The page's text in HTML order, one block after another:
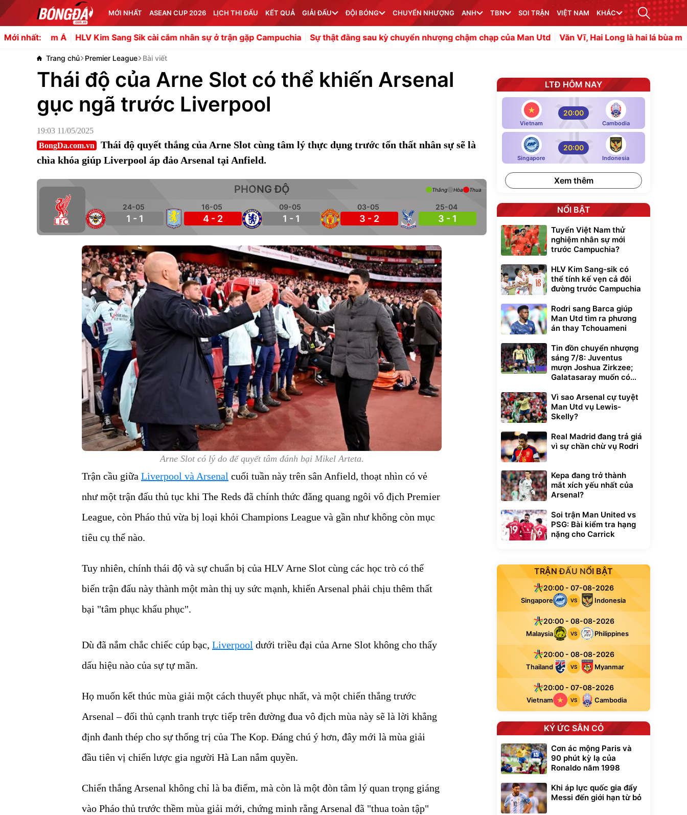
MỚI NHẤT ASEAN CUP 2026 LỊCH THI ĐẤU KẾT QUẢ GIẢI ĐẤU ĐỘI BÓNG CHUYỂN NHƯỢNG ANH TBN SOI TRẬN VIỆT NAM KHÁC
Mới nhất:
Á HLV Kim Sang Sik cài cắm nhân sự ở trận gặp Campuchia Sự thật đằng sau kỳ chuyển nhượng chậm chạp của Man Utd Văn Vĩ, Hai Long là hai lá bùa may mắn của
Trang chủ Premier League Bài viết
Thái độ của Arne Slot có thể khiến Arsenal
gục ngã trước Liverpool
19:03 11/05/2025
BongDa.com.vn
Thái độ quyết thắng của Arne Slot cùng tâm lý thực dụng trước tổn thất nhân sự sẽ là
chìa khóa giúp Liverpool áp đảo Arsenal tại Anfield.
PHONG ĐỘ
24-05
1 - 1
16-05
4 - 2
09-05
1 - 1
03-05
3 - 2
25-04
3 - 1
Thắng Hòa Thua
Arne Slot có lý do để quyết tâm đánh bại Mikel Arteta.
Trận cầu giữa Liverpool và Arsenal cuối tuần này trên sân Anfield, thoạt nhìn có vẻ
như một trận đấu thủ tục khi The Reds đã chính thức đăng quang ngôi vô địch Premier
League, còn Pháo thủ vừa bị loại khỏi Champions League và gần như không còn mục
tiêu cụ thể nào.
Tuy nhiên, chính thái độ và sự chuẩn bị của HLV Arne Slot cùng các học trò có thể
biến trận đấu này thành một màn thị uy sức mạnh, khiến Arsenal phải chịu thêm thất
bại "tâm phục khẩu phục".
Dù đã nắm chắc chiếc cúp bạc, Liverpool dưới triều đại của Arne Slot không cho thấy
dấu hiệu nào của sự tự mãn.
Họ muốn kết thúc mùa giải một cách thuyết phục nhất, và một chiến thắng trước
Arsenal – đối thủ cạnh tranh trực tiếp trên đường đua vô địch mùa này sẽ là lời khẳng
định đanh thép cho sự thống trị của The Kop. Đáng chú ý hơn, đây mới là mùa giải
đầu tiên vị chiến lược gia người Hà Lan nắm quyền.
Chiến thắng Arsenal không chỉ là ba điểm, mà còn là một đòn tâm lý quan trọng giáng
vào Pháo thủ trước thềm mùa giải mới, chứng minh rằng Arsenal đã "thua toàn tập"
LTĐ HÔM NAY
Vietnam
20:00
Cambodia
Singapore
20:00
Indonesia
Xem thêm
NỔI BẬT
Tuyển Việt Nam thử
nghiệm nhân sự mới
trước Campuchia?
HLV Kim Sang-sik có
thể tính kế vẹn cả đôi
đường trước Campuchia
Rodri sang Barca giúp
Man Utd tìm ra phương
án thay Tchouameni
Tin đồn chuyển nhượng
sáng 7/8: Juventus
mượn Joshua Zirkzee;
Galatasaray muốn có
Vì sao Arsenal cự tuyệt
Man Utd vụ Lewis-
Skelly?
Real Madrid đang trả giá
vì sự chần chừ vụ Rodri
Kepa đang trở thành
mắt xích yếu nhất của
Arsenal?
Soi trận Man United vs
PSG: Bài kiểm tra hạng
nặng cho Carrick
TRẬN ĐẤU NỔI BẬT
20:00 - 07-08-2026
Singapore VS Indonesia
20:00 - 08-08-2026
Malaysia VS Philippines
20:00 - 08-08-2026
Thailand VS Myanmar
20:00 - 07-08-2026
Vietnam VS Cambodia
KÝ ỨC SÂN CỎ
Cơn ác mộng Paris và
90 phút kỳ lạ của
Ronaldo năm 1998
Khi áp lực quốc gia đẩy
Messi đến giới hạn từ bỏ